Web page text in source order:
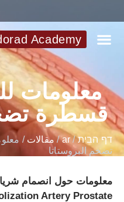
Academy
معلومات
قسطرة
דף הבית/
ar
/مقالات /
تضخم البروستاتا
معلومات حول انصمام
Artery Prostate